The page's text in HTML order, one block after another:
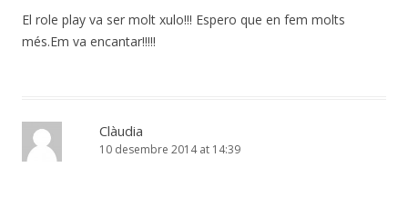
El role play va ser molt xulo!!! Espero que en fem molts
més.Em va encantar!!!!!
Clàudia
10 desembre 2014 at 14:39